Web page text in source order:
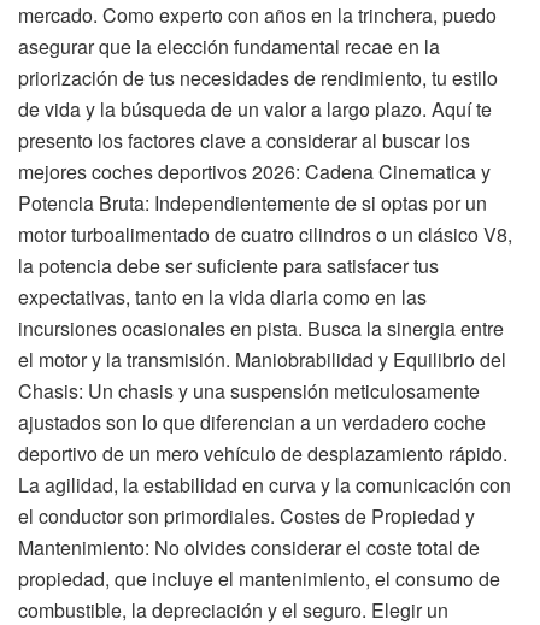
mercado. Como experto con años en la trinchera, puedo
asegurar que la elección fundamental recae en la
priorización de tus necesidades de rendimiento, tu estilo
de vida y la búsqueda de un valor a largo plazo. Aquí te
presento los factores clave a considerar al buscar los
mejores coches deportivos 2026: Cadena Cinematica y
Potencia Bruta: Independientemente de si optas por un
motor turboalimentado de cuatro cilindros o un clásico V8,
la potencia debe ser suficiente para satisfacer tus
expectativas, tanto en la vida diaria como en las
incursiones ocasionales en pista. Busca la sinergia entre
el motor y la transmisión. Maniobrabilidad y Equilibrio del
Chasis: Un chasis y una suspensión meticulosamente
ajustados son lo que diferencian a un verdadero coche
deportivo de un mero vehículo de desplazamiento rápido.
La agilidad, la estabilidad en curva y la comunicación con
el conductor son primordiales. Costes de Propiedad y
Mantenimiento: No olvides considerar el coste total de
propiedad, que incluye el mantenimiento, el consumo de
combustible, la depreciación y el seguro. Elegir un